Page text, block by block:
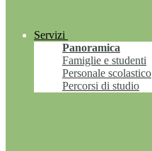
Servizi
Panoramica
Famiglie e studenti
Personale scolastico
Percorsi di studio